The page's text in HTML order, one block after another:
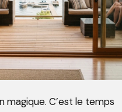
magique. C’est le temps